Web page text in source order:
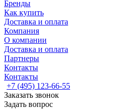
Бренды
Как купить
Доставка и оплата
Компания
О компании
Доставка и оплата
Партнеры
Контакты
Контакты
+7 (495) 123-66-55
Заказать звонок
Задать вопрос